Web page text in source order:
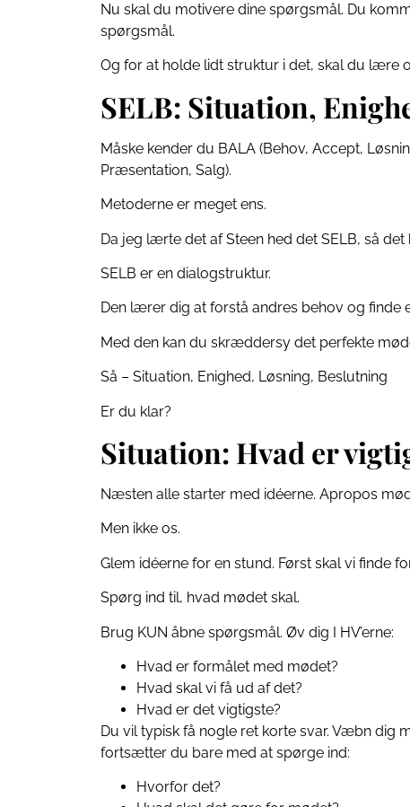
Nu skal du motivere dine spørgsmål. Du
spørgsmål.
Og for at holde lidt struktur i det, skal du lære
SELB: Situation,
Måske kender du BALA (Behov, Accept,
Præsentation, Salg).
Metoderne er meget ens.
Da jeg lærte det af Steen hed det SELB, så det
SELB er en dialogstruktur.
Den lærer dig at forstå andres behov og finde
Med den kan du skræddersy det perfekte
Så – Situation, Enighed, Løsning, Beslutning
Er du klar?
Situation: Hvad er
Næsten alle starter med idéerne. Apropos
Men ikke os.
Glem idéerne for en stund. Først skal vi finde
Spørg ind til, hvad mødet skal.
Brug KUN åbne spørgsmål. Øv dig I HV’erne:
Hvad er formålet med mødet?
Hvad skal vi få ud af det?
Hvad er det vigtigste?
Du vil typisk få nogle ret korte svar. Væbn dig
fortsætter du bare med at spørge ind:
Hvorfor det?